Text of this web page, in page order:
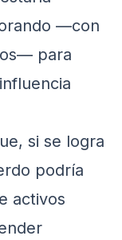
—con
para
si se logra
podría
activos